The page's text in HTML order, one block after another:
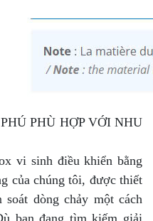
PHÙ HỢP VỚI NHU
vi sinh điều khiển bằng
của chúng tôi, được thiết
dòng chảy một cách
bạn đang tìm kiếm giải